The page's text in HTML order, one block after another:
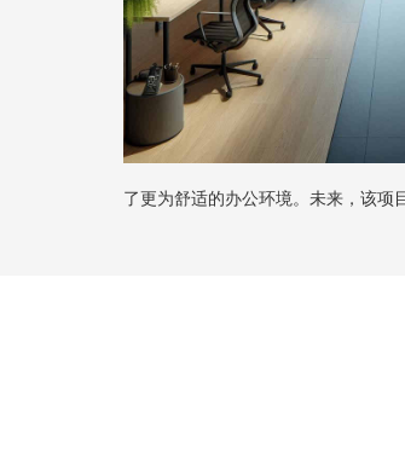
了更为舒适的办公环境。未来，该项